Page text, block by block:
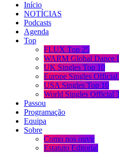
Início
NOTÍCIAS
Podcasts
Agenda
Top
FLUX Top 25
WARM Global Dance
UK Singles Top 10
Europe Singles
USA Singles Top 10
World Singles Official
Passou
Programação
Equipa
Sobre
Como nos ouvir
Estatuto Editorial